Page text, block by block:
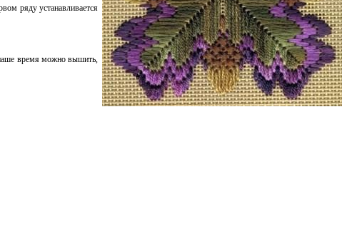
ряду устанавливается
наше время можно вышить,